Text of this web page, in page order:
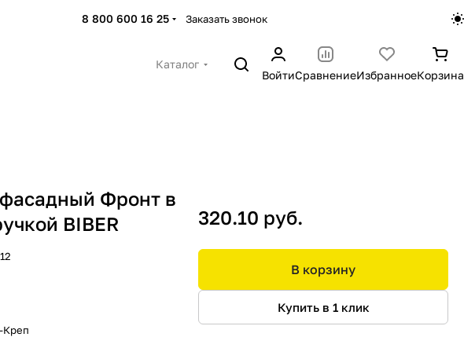
8 800 600 16 25 Заказать звонок
Каталог
ВойтиСравнениеИзбранноеКорзина
Фронт в
BIBER
Креп
320.10 руб.
В корзину
Купить в 1 клик